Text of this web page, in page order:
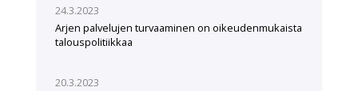
24.3.2023
Arjen palvelujen turvaaminen on oikeudenmukaista
talouspolitiikkaa
20.3.2023